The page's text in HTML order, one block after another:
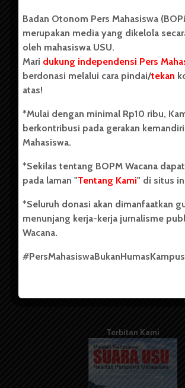
Badan Otonom Pers Mahasiswa (BOPM)
pers mahasiswa yang berdiri di luar kampus
secara mandiri oleh mahasiswa Universitas
(USU). Sebelumnya BOPM Wacana
Unit Kegiatan Mahasiswa (UKM) di
berdiri pada 1 Juli 1995.
Kontribusi
Info Iklan
Pedoman Media Siber
Kode Etik Jurnalistik
Terbitan Kami
Badan Otonom Pers Mahasiswa
merupakan media yang dikelola
oleh mahasiswa USU.
Mari dukung independensi Pers
berdonasi melalui cara pindai/tekan
atas!
*Mulai dengan minimal Rp10 ribu,
berkontribusi pada gerakan
Mahasiswa.
*Sekilas tentang BOPM Wacana
pada laman "Tentang Kami" di situs
*Seluruh donasi akan dimanfaatkan
menunjang kerja-kerja jurnalisme
Wacana.
#PersMahasiswaBukanHumasKampus